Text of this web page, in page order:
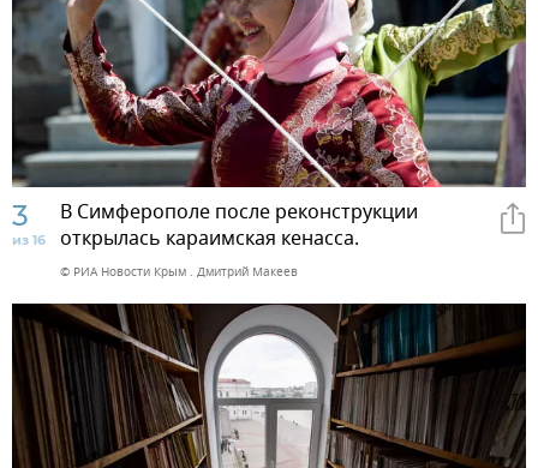
3
из 16
В Симферополе после реконструкции
открылась караимская кенасса.
© РИА Новости Крым . Дмитрий Макеев